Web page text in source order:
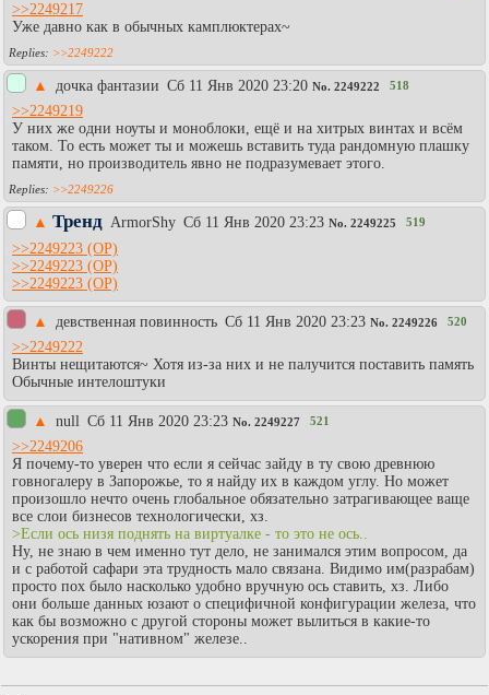
>>2249217
Уже давно как в обычных камплюктерах~
>>2249222
▲ дочка фантазии Сб 11 Янв 2020 23:20 No. 2249222 518
>>2249219
У них же одни ноуты и моноблоки, ещё и на хитрых винтах и всём
таком. То есть может ты и можешь вставить туда рандомную плашку
памяти, но производитель явно не подразумевает этого.
>>2249226
▲ Тренд АrmоrShy Сб 11 Янв 2020 23:23 No. 2249225 519
>>2249223
>>2249223
>>2249223
▲ девственная повинность Сб 11 Янв 2020 23:23 No. 2249226 520
>>2249222
Винты нещитаются~ Хотя из-за них и не палучится поставить память
Обычные интелоштуки
▲ null Сб 11 Янв 2020 23:23 No. 2249227 521
>>2249206
Я почему-то уверен что если я сейчас зайду в ту свою древнюю
говногалеру в Запорожье, то я найду их в каждом углу. Но может
произошло нечто очень глобальное обязательно затрагивающее ваще
все слои бизнесов технологически, хз.
>Если ось низя поднять на виртуалке - то это не ось..
Ну, не знаю в чем именно тут дело, не занимался этим вопросом, да
и с работой сафари эта трудность мало связана. Видимо им(разрабам)
просто пох было насколько удобно вручную ось ставить, хз. Либо
они больше данных юзают о специфичной конфигурации железа, что
как бы возможно с другой стороны может вылиться в какие-то
ускорения при "нативном" железе..